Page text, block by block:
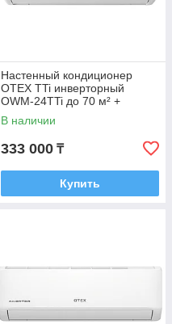
Настенный кондиционер
OTEX TTi инверторный
OWM-24TTi до 70 м² +
монтажный комплект
В наличии
333 000 ₸
Купить